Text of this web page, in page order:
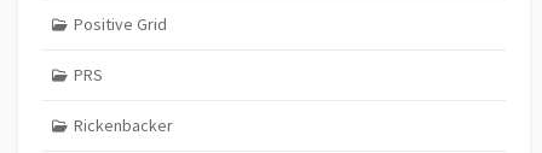
Positive Grid
PRS
Rickenbacker